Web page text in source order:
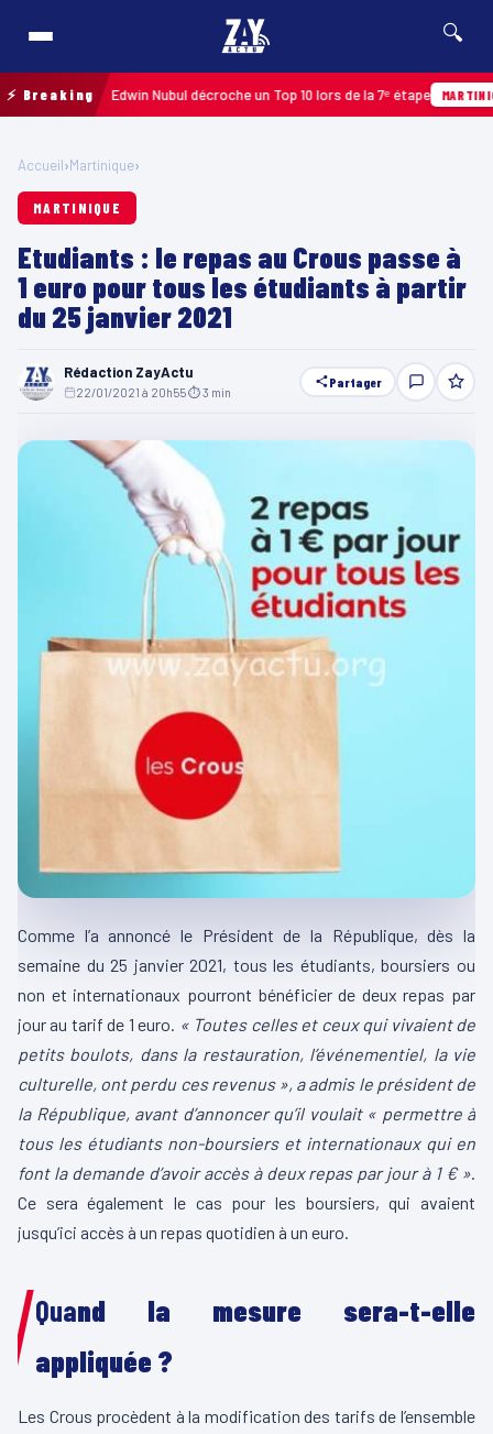
🔍
⚡ Breaking
2026 : Edwin Nubul décroche un Top 10 lors de la 7ᵉ étape MARTINIQUE
Accueil›Martinique›
MARTINIQUE
Etudiants : le repas au Crous passe à
1 euro pour tous les étudiants à partir
du 25 janvier 2021
Rédaction ZayActu
22/01/2021 à 20h55⏱ 3 min
Partager
Comme l’a annoncé le Président de la République, dès la
semaine du 25 janvier 2021, tous les étudiants, boursiers ou
non et internationaux pourront bénéficier de deux repas par
jour au tarif de 1 euro. « Toutes celles et ceux qui vivaient de
petits boulots, dans la restauration, l’événementiel, la vie
culturelle, ont perdu ces revenus », a admis le président de
la République, avant d’annoncer qu’il voulait « permettre à
tous les étudiants non-boursiers et internationaux qui en
font la demande d’avoir accès à deux repas par jour à 1 € ».
Ce sera également le cas pour les boursiers, qui avaient
jusqu’ici accès à un repas quotidien à un euro.
Quand la mesure sera-t-elle
appliquée ?
Les Crous procèdent à la modification des tarifs de l’ensemble